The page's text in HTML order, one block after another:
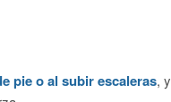
pie o al subir escaleras,